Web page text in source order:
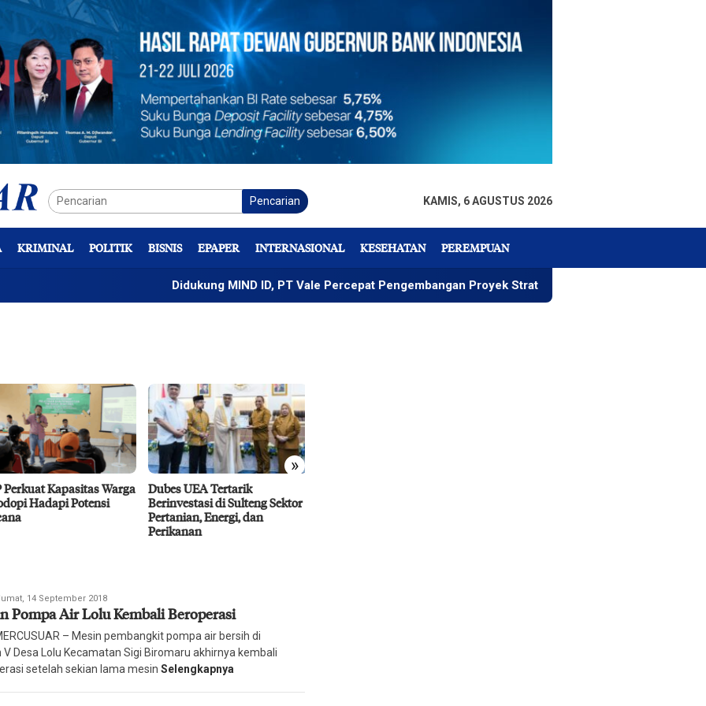
Pencarian KAMIS, 6 AGUSTUS 2026
KRIMINAL POLITIK BISNIS EPAPER INTERNASIONAL KESEHATAN PEREMPUAN
Didukung MIND ID, PT Vale Percepat Pengembangan Proyek Strategis IGP Pomalaa
»
Kapasitas Warga
Hadapi Potensi
Dubes UEA Tertarik
Berinvestasi di Sulteng Sektor
Pertanian, Energi, dan
Perikanan
14 September 2018
Pompa Air Lolu Kembali Beroperasi
– Mesin pembangkit pompa air bersih di
V Desa Lolu Kecamatan Sigi Biromaru akhirnya kembali
setelah sekian lama mesin Selengkapnya